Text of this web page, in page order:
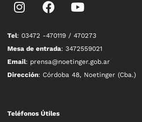
Tel: 03472 -470119 / 470273
Mesa de entrada: 3472559021
Email: prensa@noetinger.gob.ar
Dirección: Córdoba 48, Noetinger (Cba.)
Teléfonos Útiles